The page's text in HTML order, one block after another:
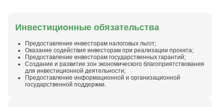
Инвестиционные обязательства
Предоставление инвесторам налоговых льгот;
Оказание содействия инвесторам при реализации проекта;
Предоставление инвесторам государственных гарантий;
Создание и развитие зон экономического благоприятствования
для инвестиционной деятельности;
Предоставление информационной и организационной
государственной поддержки.